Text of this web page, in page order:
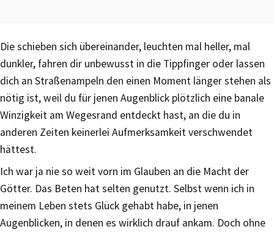
Die schieben sich übereinander, leuchten mal heller, mal
dunkler, fahren dir unbewusst in die Tippfinger oder lassen
dich an Straßenampeln den einen Moment länger stehen als
nötig ist, weil du für jenen Augenblick plötzlich eine banale
Winzigkeit am Wegesrand entdeckt hast, an die du in
anderen Zeiten keinerlei Aufmerksamkeit verschwendet
hättest.
Ich war ja nie so weit vorn im Glauben an die Macht der
Götter. Das Beten hat selten genutzt. Selbst wenn ich in
meinem Leben stets Glück gehabt habe, in jenen
Augenblicken, in denen es wirklich drauf ankam. Doch ohne